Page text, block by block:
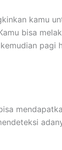
kamu
bisa
pagi